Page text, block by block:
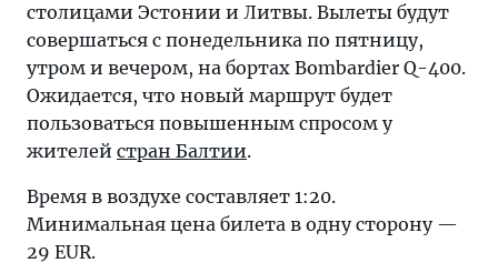
столицами Эстонии и Литвы. Вылеты будут
совершаться с понедельника по пятницу,
утром и вечером, на бортах Bombardier Q-400.
Ожидается, что новый маршрут будет
пользоваться повышенным спросом у
жителей стран Балтии.
Время в воздухе составляет 1:20.
Минимальная цена билета в одну сторону —
29 EUR.